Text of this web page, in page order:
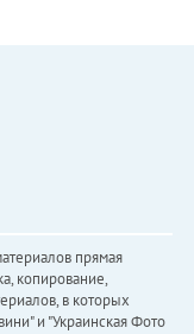
прямая
копирование,
в которых
и "Украинская Фото